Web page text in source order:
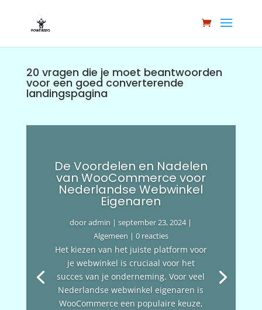
20 vragen die je moet beantwoorden
voor een goed converterende
landingspagina
De Voordelen en Nadelen
van WooCommerce voor
Nederlandse Webwinkel
Eigenaren
dooradmin |september 23, 2024|
Algemeen | 0 reacties
Het kiezen van het juiste platform voor
je webwinkel is cruciaal voor het
succes van je onderneming. Voor veel
Nederlandse webwinkel eigenaren is
WooCommerce een populaire keuze,